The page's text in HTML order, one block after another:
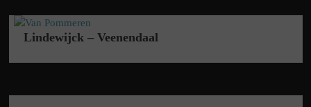
contentLindewijck – Veenendaal